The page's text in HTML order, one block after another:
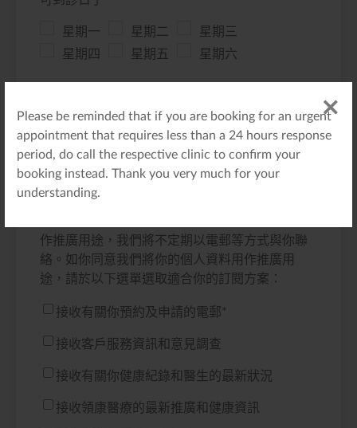
Please be reminded that if you are booking for an urgent
appointment that requires less than a 24 hours response
period, do call the respective clinic to confirm your
booking instead. Thank you very much for your
understanding.
星期一 星期二
星期三
星期四
星期五 星期六
Morning Afternoon Any
領康醫療致力保護你的個人資料。我們所收集及
使用的個人資料只限用於我們業務所需。個人資
作推廣用途，我們將不定期以電郵等方式與你聯
絡。如你同意我們將你的個人資料用作推廣用
途，請於以下選單選取適合你的訂閱方案：
接收有關你預約及申請的電郵 *
接收客戶服務資訊和意見調查
接收有關你健康紀錄和醫生的最新狀況
接收領康醫療的最新推廣和健康資訊